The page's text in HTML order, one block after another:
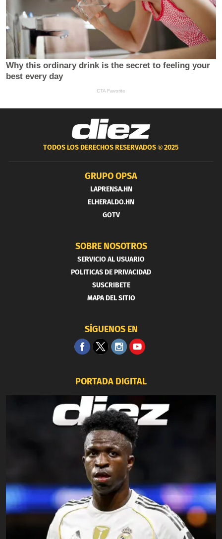
TODOS LOS DERECHOS RESERVADOS ®2025
GRUPO OPSA
LAPRENSA.HN
ELHERALDO.HN
GOTV
SOBRE NOSOTROS
SERVICIO AL USUARIO
POLITICAS DE PRIVACIDAD
SUSCRIBETE
MAPA DEL SITIO
SÍGUENOS EN
PORTADA DIGITAL